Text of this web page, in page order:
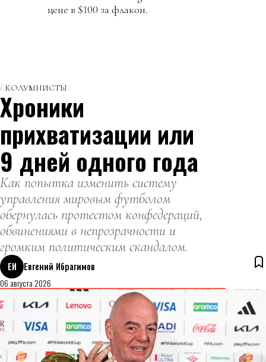
цене в $100 за флакон.
КОЛУМНИСТЫ
Хроники
прихватизации или
9 дней одного года
Как попытка изменить систему
управления мировым футболом
обернулась протестом конфедераций,
обвинениями в непрозрачности и
громким политическим скандалом.
ЕИ
Евгений Ибрагимов
06 августа 2026